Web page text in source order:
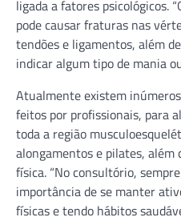
ligada a fatores psicológicos.
pode causar fraturas nas
tendões e ligamentos, além
indicar algum tipo de mania
Atualmente existem
feitos por profissionais, para
toda a região
alongamentos e pilates,
física. “No consultório,
importância de se manter
físicas e tendo hábitos